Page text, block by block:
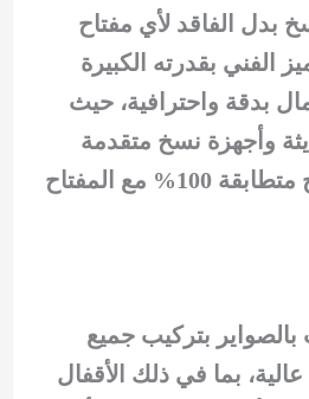
بدل الفاقد لأي مفتاح
الفني بقدرته الكبيرة
بدقة واحترافية، حيث
وأجهزة نسخ متقدمة
تستطيع إنتاج مفاتيح متطابقة 100% مع المفتاح
بتركيب جميع
عالية، بما في ذلك الأقفال